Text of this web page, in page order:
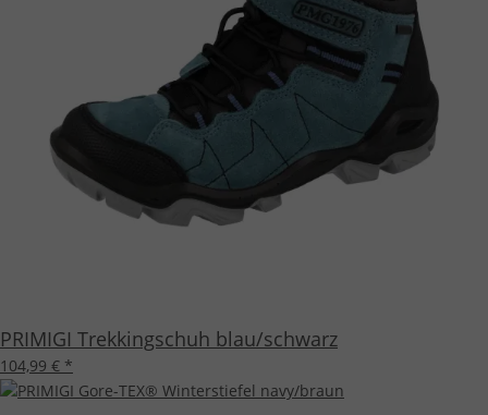
PRIMIGI Trekkingschuh blau/schwarz
104,99 € *